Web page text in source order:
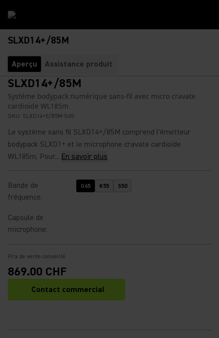
SLXD14+/85M
Aperçu Assistance produit
SLXD14+/85M
Système bodypack numérique sans-fil avec micro cravate
cardioïde WL185m
SKU: SLXD14+E/85M-G65
Le système sans fil SLXD14+/85M comprend l'émetteur
bodypack SLXD1+ et le microphone cravate cardioïde
WL185m. Pour... En savoir plus
Bande de
fréquence:
G65 K55 S50
Capsule de
microphone:
Prix de vente conseillé
869.00 CHF
Contact commercial